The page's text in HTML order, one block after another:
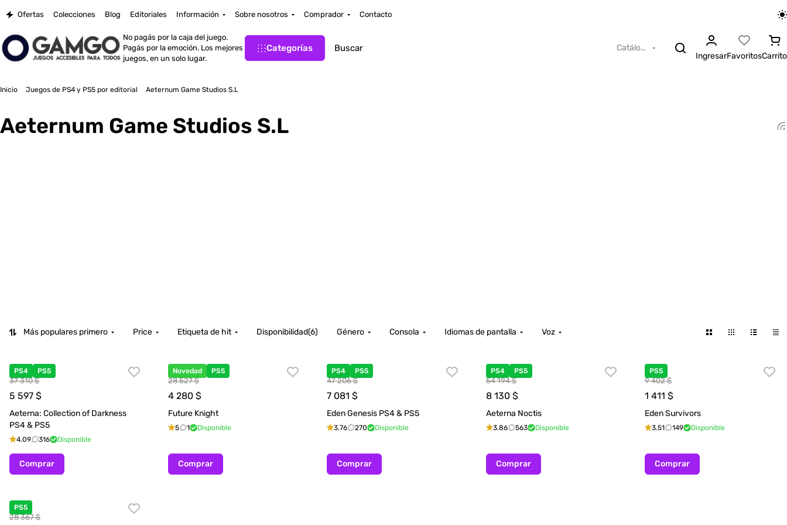
Ofertas Colecciones Blog Editoriales Información Sobre nosotros Comprador Contacto
No pagás por la caja del juego.
Pagás por la emoción. Los mejores
juegos, en un solo lugar.
Categorías
Catálogo
IngresarFavoritosCarrito
Inicio Juegos de PS4 y PS5 por editorial Aeternum Game Studios S.L
Aeternum Game Studios S.L
Más populares primero Price Etiqueta de hit Disponibilidad(6) Género Consola Idiomas de pantalla Voz
PS4 PS5
37 310 $
5 597 $
Aeterna: Collection of Darkness
PS4 & PS5
4.09 316 Disponible
Comprar
Novedad PS5
28 527 $
4 280$
Future Knight
5 1 Disponible
Comprar
PS4 PS5
47 206 $
7 081$
Eden Genesis PS4 & PS5
3.76 270 Disponible
Comprar
PS4 PS5
54 194 $
8 130 $
Aeterna Noctis
3.86 563 Disponible
Comprar
PS5
9 402 $
1 411 $
Eden Survivors
3.51 149 Disponible
Comprar
PS5
28 367 $